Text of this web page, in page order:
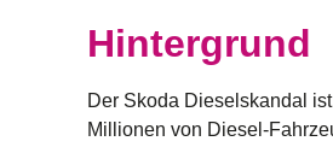
Hintergrund
Der Skoda Dieselskandal
Millionen von Diesel-